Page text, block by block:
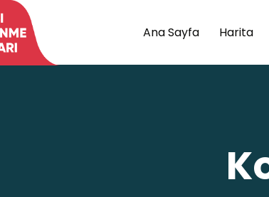
Ana Sayfa Harita